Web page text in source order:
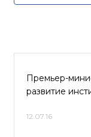
Премьер-
развитие
12.07.16